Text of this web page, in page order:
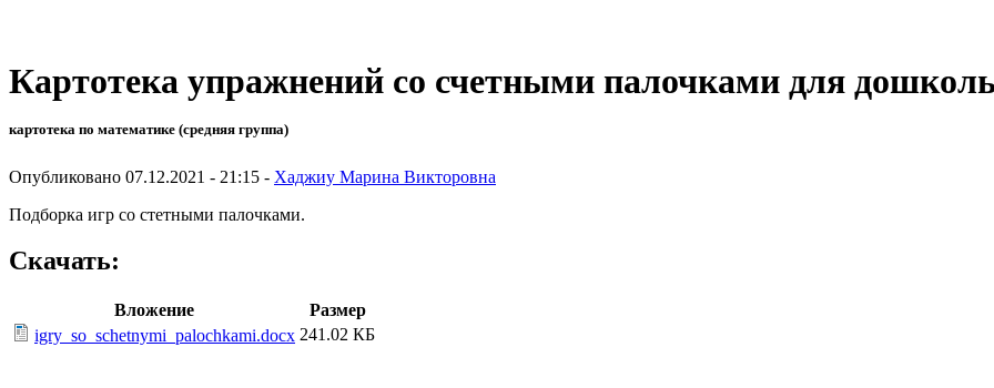
Картотека упражнений со счетными палочками для
картотека по математике (средняя группа)
Опубликовано 07.12.2021 - 21:15 - Хаджиу Марина Викторовна
Подборка игр со стетными палочками.
Скачать:
Вложение
Размер
igry_so_schetnymi_palochkami.docx 241.02 КБ